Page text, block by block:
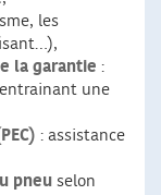
les
la garantie :
une
: assistance
pneu selon